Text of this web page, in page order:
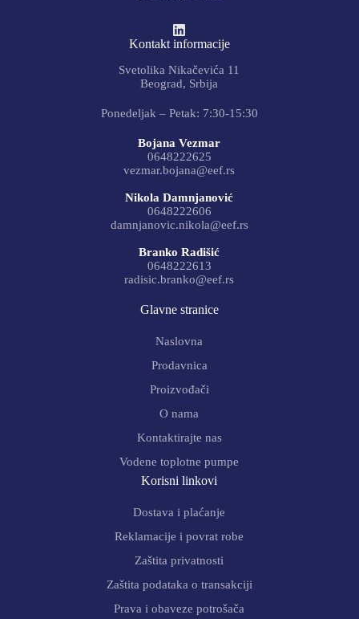
Kontakt informacije
Svetolika Nikačevića 11
Beograd, Srbija
Ponedeljak – Petak: 7:30-15:30
Bojana Vezmar
0648222625
vezmar.bojana@eef.rs
Nikola Damnjanović
0648222606
damnjanovic.nikola@eef.rs
Branko Radišić
0648222613
radisic.branko@eef.rs
Glavne stranice
Naslovna
Prodavnica
Proizvođači
O nama
Kontaktirajte nas
Vodene toplotne pumpe
Korisni linkovi
Dostava i plaćanje
Reklamacije i povrat robe
Zaštita privatnosti
Zaštita podataka o transakciji
Prava i obaveze potrošača